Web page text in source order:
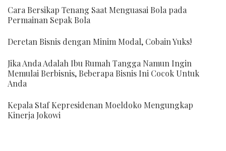
Cara Bersikap Tenang Saat Menguasai Bola pada
Permainan Sepak Bola
Deretan Bisnis dengan Minim Modal, Cobain Yuks!
Jika Anda Adalah Ibu Rumah Tangga Namun Ingin
Memulai Berbisnis, Beberapa Bisnis Ini Cocok Untuk
Anda
Kepala Staf Kepresidenan Moeldoko Mengungkap
Kinerja Jokowi